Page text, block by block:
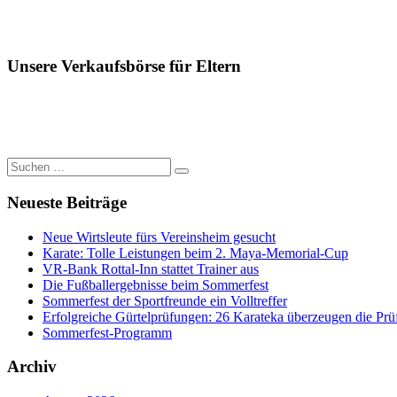
Unsere Verkaufsbörse für Eltern
Suchen
nach:
Suchen
Neueste Beiträge
Neue Wirtsleute fürs Vereinsheim gesucht
Karate: Tolle Leistungen beim 2. Maya-Memorial-Cup
VR-Bank Rottal-Inn stattet Trainer aus
Die Fußballergebnisse beim Sommerfest
Sommerfest der Sportfreunde ein Volltreffer
Erfolgreiche Gürtelprüfungen: 26 Karateka überzeugen die
Sommerfest-Programm
Archiv